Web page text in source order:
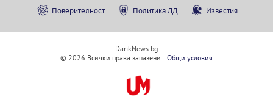
Поверителност
Политика ЛД Известия
DarikNews.bg
© 2026 Всички права запазени. Общи условия